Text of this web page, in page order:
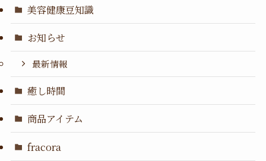
美容健康豆知識
お知らせ
最新情報
癒し時間
商品アイテム
fracora